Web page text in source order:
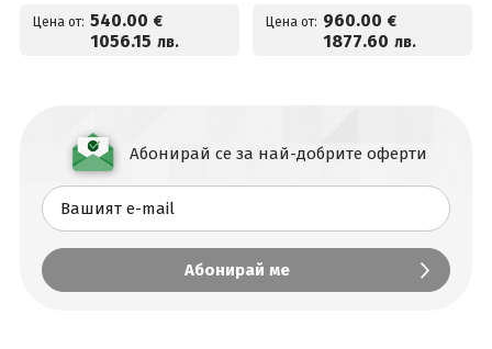
Цена от: 540.00 €
1056.15 лв.
Цена от: 960.00 €
1877.60 лв.
Абонирай се за най-добрите оферти